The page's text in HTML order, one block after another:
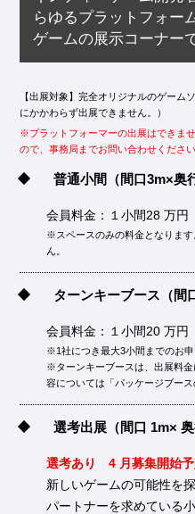
らゆるプラットフォー
ゲームの展示コーナー
【出展対象】完全オリジナルのゲーム
にかかわらず出展できません。）
※プラットフォーマーの出展はできま
ので、事務局までお問い合わせください
普通小間 （間口3m×奥
会員料金：１小間28 万
※スペースのみの料金となりま
ん。
ターンキーブース （
会員料金：１小間20 万
※1社につき最大3小間までのお申
※ターンキーブースは、出展料
容については「パッケージブー
選考出展 （間口 1m×
選考あり 4 月募集開始予
新しいゲームの可能性を
パートナーを求めている